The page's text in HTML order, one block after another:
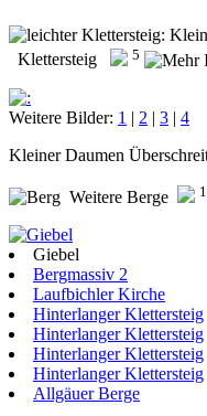
Klettersteig 5
Weitere Bilder: 1 | 2 | 3 | 4
Kleiner Daumen
Weitere Berge
Giebel
Bergmassiv 2
Laufbichler Kirche
Hinterlanger Klettersteig
Hinterlanger Klettersteig
Hinterlanger Klettersteig
Hinterlanger Klettersteig
Allgäuer Berge